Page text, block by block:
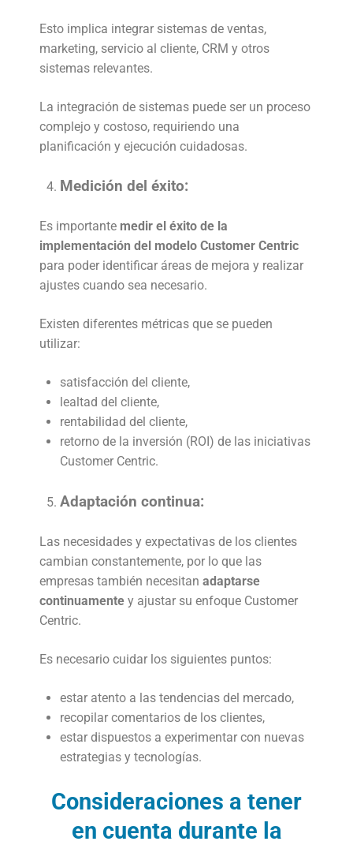
Esto implica integrar sistemas de ventas,
marketing, servicio al cliente, CRM y otros
sistemas relevantes.
La integración de sistemas puede ser un proceso
complejo y costoso, requiriendo una
planificación y ejecución cuidadosas.
Medición del éxito:
Es importante medir el éxito de la
implementación del modelo Customer Centric
para poder identificar áreas de mejora y realizar
ajustes cuando sea necesario.
Existen diferentes métricas que se pueden
utilizar:
satisfacción del cliente,
lealtad del cliente,
rentabilidad del cliente,
retorno de la inversión (ROI) de las iniciativas
Customer Centric.
Adaptación continua:
Las necesidades y expectativas de los clientes
cambian constantemente, por lo que las
empresas también necesitan adaptarse
continuamente y ajustar su enfoque Customer
Centric.
Es necesario cuidar los siguientes puntos:
estar atento a las tendencias del mercado,
recopilar comentarios de los clientes,
estar dispuestos a experimentar con nuevas
estrategias y tecnologías.
Consideraciones a tener
en cuenta durante la